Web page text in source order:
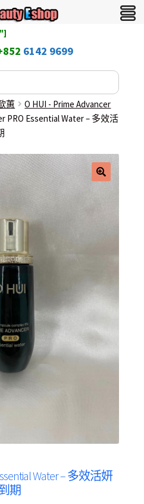
6142 9699
蕙
O HUI - Prime Advancer
PRO Essential Water – 多效活
Water – 多效活妍
期